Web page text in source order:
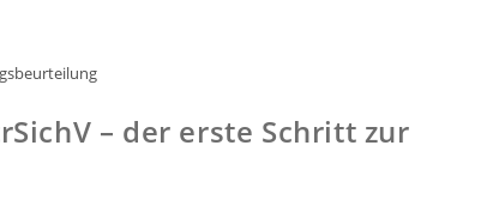
– der erste Schritt zur